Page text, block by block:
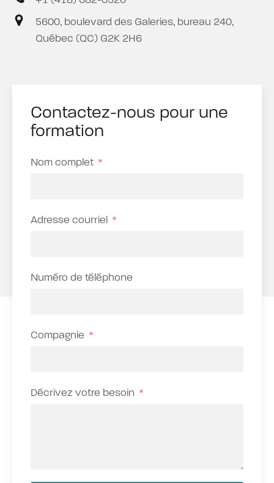
5600, boulevard des Galeries, bureau 240,
Québec (QC) G2K 2H6
Contactez-nous pour une
formation
Nom complet
Adresse courriel
Numéro de téléphone
Compagnie
Décrivez votre besoin